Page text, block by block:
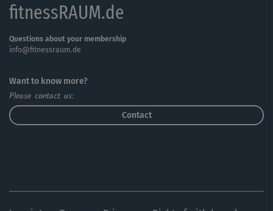
fitnessRAUM.de
Questions about your membership
info@fitnessraum.de
Want to know more?
Please contact us:
Contact